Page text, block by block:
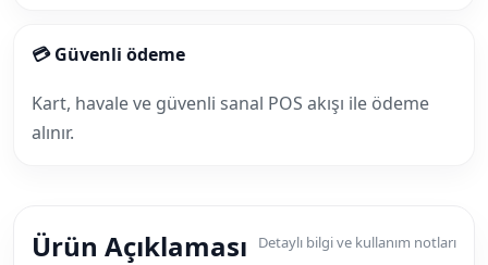
💳 Güvenli ödeme
Kart, havale ve güvenli sanal POS akışı ile ödeme
alınır.
Ürün Açıklaması Detaylı bilgi ve kullanım notları